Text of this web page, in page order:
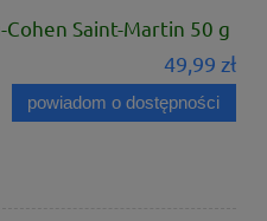
Saint-Martin 50 g
49,99 zł
powiadom o dostępności